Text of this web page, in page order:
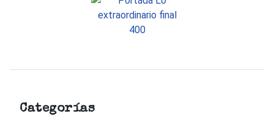
Categorías